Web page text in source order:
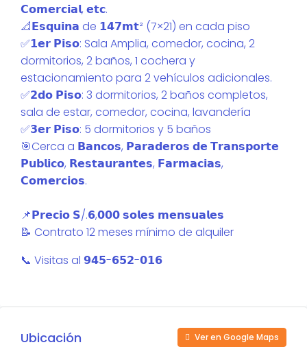
𝗖𝗼𝗺𝗲𝗿𝗰𝗶𝗮𝗹, 𝗲𝘁𝗰.
📐𝗘𝘀𝗾𝘂𝗶𝗻𝗮 de 𝟭𝟰𝟳𝗺𝘁² (7×21) en cada piso
✅️𝟭𝗲𝗿 𝗣𝗶𝘀𝗼: Sala Amplia, comedor, cocina, 2
dormitorios, 2 baños, 1 cochera y
estacionamiento para 2 vehículos adicionales.
✅️𝟮𝗱𝗼 𝗣𝗶𝘀𝗼: 3 dormitorios, 2 baños completos,
sala de estar, comedor, cocina, lavandería
✅️𝟯𝗲𝗿 𝗣𝗶𝘀𝗼: 5 dormitorios y 5 baños
🎯Cerca a 𝗕𝗮𝗻𝗰𝗼𝘀, 𝗣𝗮𝗿𝗮𝗱𝗲𝗿𝗼𝘀 𝗱𝗲 𝗧𝗿𝗮𝗻𝘀𝗽𝗼𝗿𝘁𝗲
𝗣𝘂𝗯𝗹𝗶𝗰𝗼, 𝗥𝗲𝘀𝘁𝗮𝘂𝗿𝗮𝗻𝘁𝗲𝘀, 𝗙𝗮𝗿𝗺𝗮𝗰𝗶𝗮𝘀,
𝗖𝗼𝗺𝗲𝗿𝗰𝗶𝗼𝘀.
📌𝗣𝗿𝗲𝗰𝗶𝗼 𝗦/.𝟲,𝟬𝟬𝟬 𝘀𝗼𝗹𝗲𝘀 𝗺𝗲𝗻𝘀𝘂𝗮𝗹𝗲𝘀
📝 Contrato 12 meses mínimo de alquiler
📞 Visitas al 𝟵𝟰𝟱-𝟲𝟱𝟮-𝟬𝟭𝟲
Ubicación Ver en Google Maps